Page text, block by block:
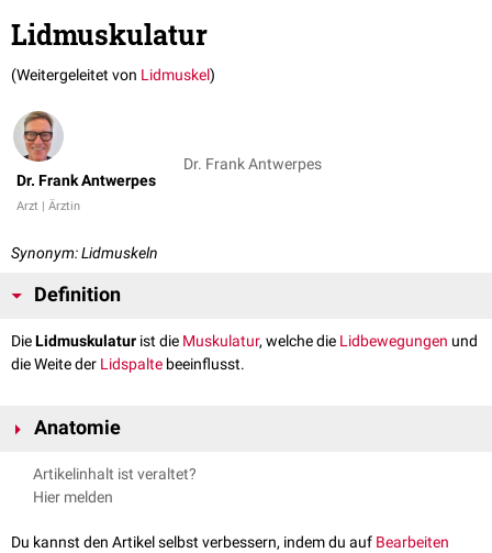
Lidmuskulatur
(Weitergeleitet von Lidmuskel)
Dr. Frank Antwerpes
Arzt | Ärztin
Dr. Frank Antwerpes
Synonym: Lidmuskeln
Definition
DieLidmuskulatur ist die Muskulatur, welche die Lidbewegungen und
die Weite der Lidspalte beeinflusst.
Anatomie
Zur Lidmuskulatur zählen:
Willkürliche,quergestreifte Muskulatur
Musculus levator palpebrae
Artikelinhalt ist veraltet?
Hier melden
Du kannst den Artikel selbst verbessern, indem du auf Bearbeiten